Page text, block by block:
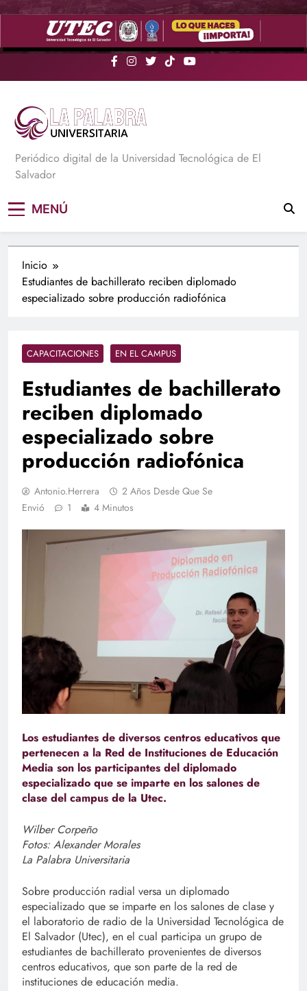
Saltar
La Palabra Universitaria
Periódico digital de la Universidad Tecnológica de El
Salvador
MENÚ
Inicio
Estudiantes de bachillerato reciben diplomado
especializado sobre producción radiofónica
CAPACITACIONES EN EL CAMPUS
Estudiantes de bachillerato
reciben diplomado
especializado sobre
producción radiofónica
Antonio.herrera
2 Años Desde Que Se
Envió
1 4 Minutos
Los estudiantes de diversos centros educativos que
pertenecen a la Red de Instituciones de Educación
Media son los participantes del diplomado
especializado que se imparte en los salones de
clase del campus de la Utec.
Wilber Corpeño
Fotos: Alexander Morales
La Palabra Universitaria
Sobre producción radial versa un diplomado
especializado que se imparte en los salones de clase y
el laboratorio de radio de la Universidad Tecnológica de
El Salvador (Utec), en el cual participa un grupo de
estudiantes de bachillerato provenientes de diversos
centros educativos, que son parte de la red de
instituciones de educación media.